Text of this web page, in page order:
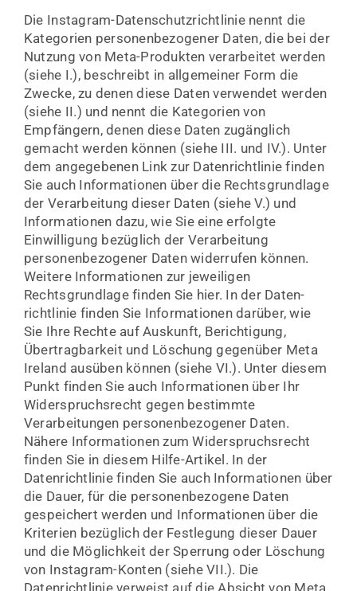
Die Instagram-Datenschutzrichtlinie nennt die
Kategorien personenbezogener Daten, die bei der
Nutzung von Meta-Produkten verarbeitet werden
(siehe I.), beschreibt in allgemeiner Form die
Zwecke, zu denen diese Daten verwendet werden
(siehe II.) und nennt die Kategorien von
Empfängern, denen diese Daten zugänglich
gemacht werden können (siehe III. und IV.). Unter
dem angegebenen Link zur Datenrichtlinie finden
Sie auch Informationen über die Rechtsgrundlage
der Verarbeitung dieser Daten (siehe V.) und
Informationen dazu, wie Sie eine erfolgte
Einwilligung bezüglich der Verarbeitung
personenbezogener Daten widerrufen können.
Weitere Informationen zur jeweiligen
Rechtsgrundlage finden Sie hier. In der Daten-
richtlinie finden Sie Informationen darüber, wie
Sie Ihre Rechte auf Auskunft, Berichtigung,
Übertragbarkeit und Löschung gegenüber Meta
Ireland ausüben können (siehe VI.). Unter diesem
Punkt finden Sie auch Informationen über Ihr
Widerspruchsrecht gegen bestimmte
Verarbeitungen personenbezogener Daten.
Nähere Informationen zum Widerspruchsrecht
finden Sie in diesem Hilfe-Artikel. In der
Datenrichtlinie finden Sie auch Informationen über
die Dauer, für die personenbezogene Daten
gespeichert werden und Informationen über die
Kriterien bezüglich der Festlegung dieser Dauer
und die Möglichkeit der Sperrung oder Löschung
von Instagram-Konten (siehe VII.). Die